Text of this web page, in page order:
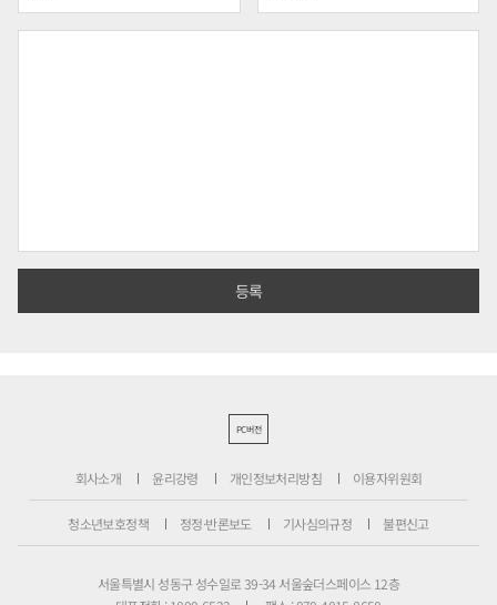
PC버전
회사소개 윤리강령 개인정보처리방침 이용자위원회
청소년보호정책 정정·반론보도 기사심의규정 불편신고
서울특별시 성동구 성수일로 39-34 서울숲더스페이스 12층